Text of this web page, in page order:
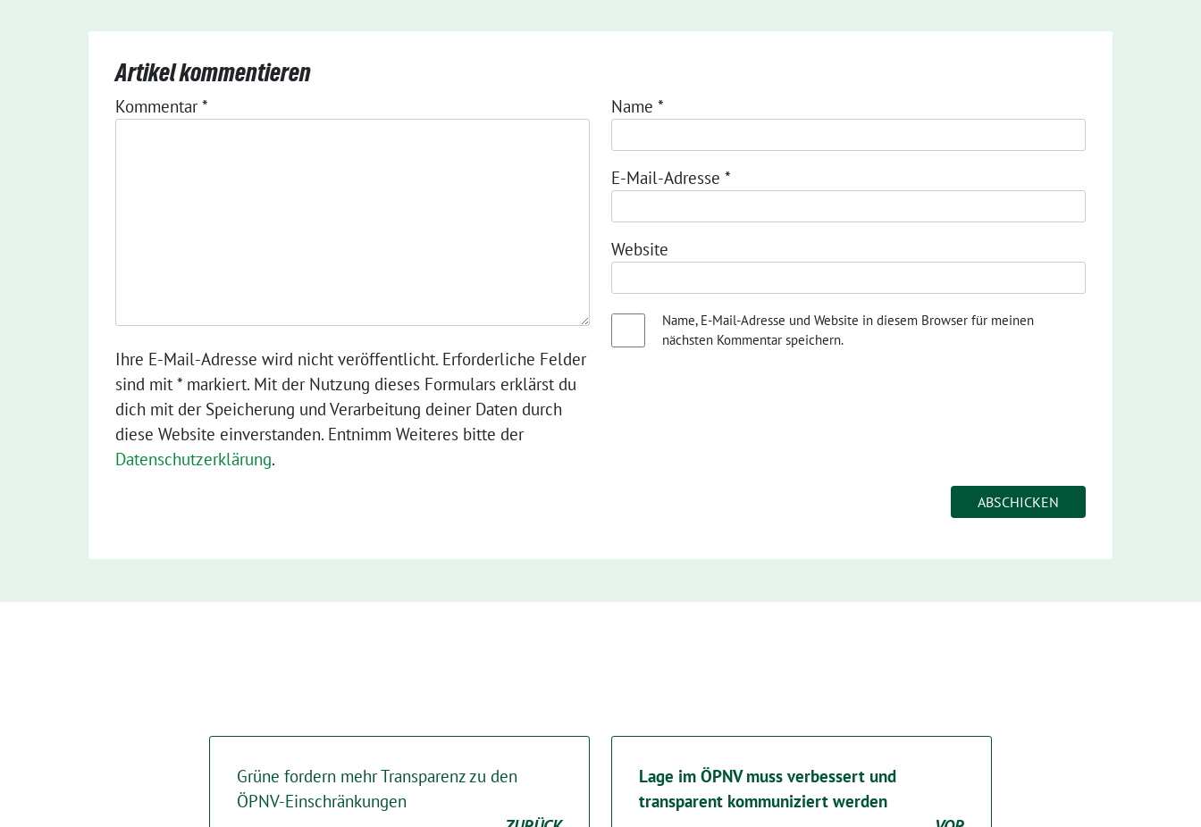
Artikel kommentieren
Kommentar*
Ihre E-Mail-Adresse wird nicht veröffentlicht. Erforderliche Felder
sind mit * markiert. Mit der Nutzung dieses Formulars erklärst du
dich mit der Speicherung und Verarbeitung deiner Daten durch
diese Website einverstanden. Entnimm Weiteres bitte der
Datenschutzerklärung.
Name *
E-Mail-Adresse *
Website
Name, E-Mail-Adresse und Website in diesem Browser für meinen
nächsten Kommentar speichern.
Grüne fordern mehr Transparenz zu den
ÖPNV-Einschränkungen
Lage im ÖPNV muss verbessert und
transparent kommuniziert werden